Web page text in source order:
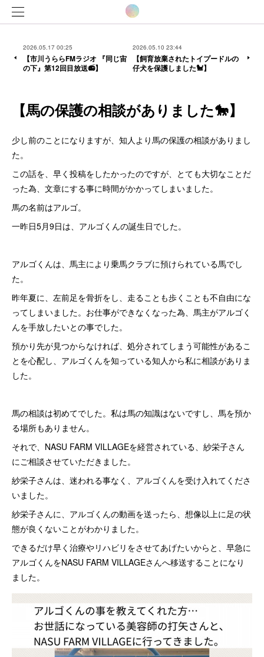
2026.05.17 00:25
【市川うららFMラジオ 『同じ宙
の下』第12回目放送📻】
2026.05.10 23:44
【飼育放棄されたトイプードルの
仔犬を保護しました🐩】
【馬の保護の相談がありました🐎】
少し前のことになりますが、知人より馬の保護の相談がありまし
た。
この話を、早く投稿をしたかったのですが、とても大切なことだ
った為、文章にする事に時間がかかってしまいました。
馬の名前はアルゴ。
一昨日5月9日は、アルゴくんの誕生日でした。
アルゴくんは、馬主により乗馬クラブに預けられている馬でし
た。
昨年夏に、左前足を骨折をし、走ることも歩くことも不自由にな
ってしまいました。お仕事ができなくなった為、馬主がアルゴく
んを手放したいとの事でした。
預かり先が見つからなければ、処分されてしまう可能性があるこ
とを心配し、アルゴくんを知っている知人から私に相談がありま
した。
馬の相談は初めてでした。私は馬の知識はないですし、馬を預か
る場所もありません。
それで、NASU FARM VILLAGEを経営されている、紗栄子さん
にご相談させていただきました。
紗栄子さんは、迷われる事なく、アルゴくんを受け入れてくださ
いました。
紗栄子さんに、アルゴくんの動画を送ったら、想像以上に足の状
態が良くないことがわかりました。
できるだけ早く治療やリハビリをさせてあげたいからと、早急に
アルゴくんをNASU FARM VILLAGEさんへ移送することになり
ました。